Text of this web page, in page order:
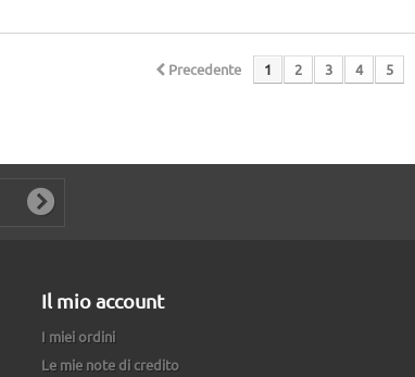
Precedente 1 2 3 4 5
Il mio account
I miei ordini
Le mie note di credito